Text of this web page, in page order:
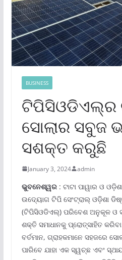
BUSINESS
ସୋଲାର ସବୁଜ
ସଶକ୍ତ କରୁଛି
January 3, 2024 admin
ଭୁବନେଶ୍ୱର: ଟାଟା ପାୱାର ଓ
ଉଦ୍ୟୋଗ ଟିପି ସେଂଟ୍ରାଲ୍ ଓଡ଼ିଶା
(ଟିପିସିଓଡିଏଲ୍‌) ପରିବେଶ ଅନୁକୂଳ ଓ
ଶକ୍ତି ସମାଧାନକୁ ପ୍ରୋତ୍ସାହିତ
ବର୍ତମାନ, ଗ୍ରାହକମାନେ ସହଜରେ
ପାରିବେ ଯାହା ଏକ ସ୍ୱଚ୍ଛ ଏବଂ